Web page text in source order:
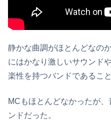
静かな曲調がほとんどなの
にはかなり激しいサウンド
楽性を持つバンドであるこ
MCもほとんどなかったが
ンドだった。